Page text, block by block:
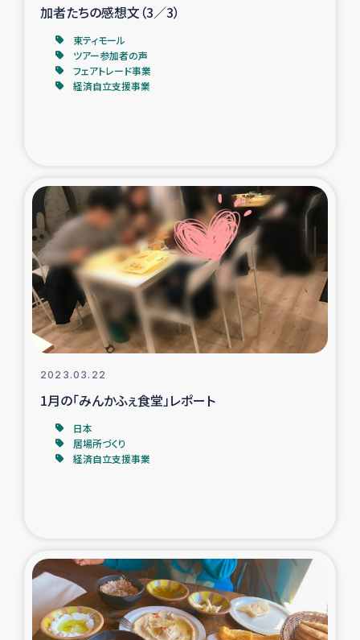
加者たちの感想文（3／3）
東ティモール
ツアー参加者の声
フェアトレード事業
経済自立支援事業
2023.03.22
1月の「みんかふぇ食堂」レポート
日本
居場所づくり
経済自立支援事業